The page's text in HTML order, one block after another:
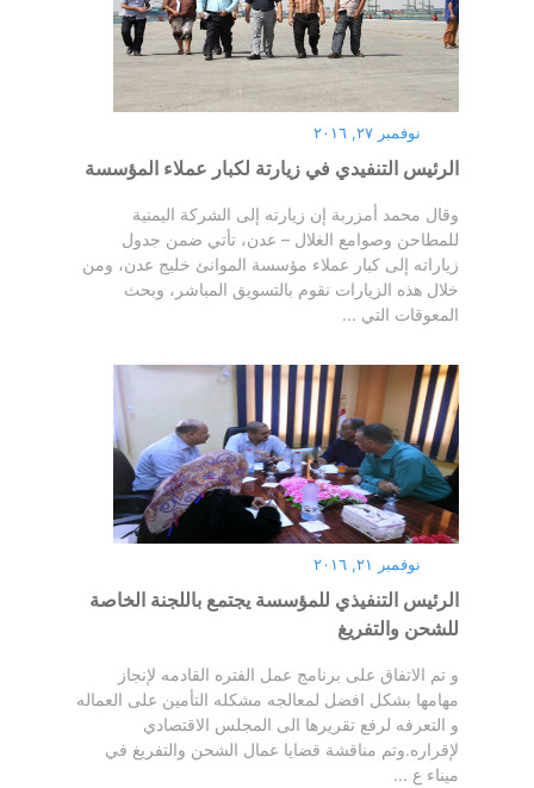
نوفمبر ٢٧, ٢٠١٦
الرئيس التنفيدي في زيارتة لكبار عملاء المؤسسة
وقال محمد أمزربة إن زيارته إلى الشركة اليمنية
للمطاحن وصوامع الغلال – عدن، تأتي ضمن جدول
زياراته إلى كبار عملاء مؤسسة الموانئ خليج عدن، ومن
خلال هذه الزيارات نقوم بالتسويق المباشر، وبحث
المعوقات التي ...
نوفمبر ٢١, ٢٠١٦
الرئيس التنفيذي للمؤسسة يجتمع باللجنة الخاصة
للشحن والتفريغ
و تم الاتفاق على برنامج عمل الفتره القادمه لإنجاز
مهامها بشكل افضل لمعالجه مشكله التأمين على العماله
و التعرفه لرفع تقريرها الى المجلس الاقتصادي
لإقراره.وتم مناقشة قضايا عمال الشحن والتفريغ في
ميناء ع ...